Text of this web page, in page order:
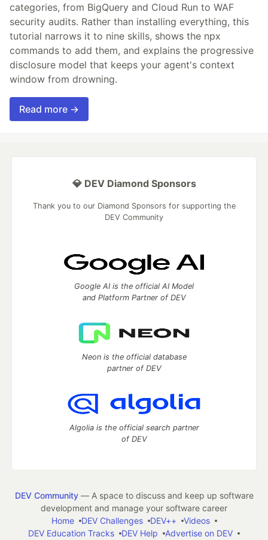
categories, from BigQuery and Cloud Run to WAF
security audits. Rather than installing everything, this
tutorial narrows it to nine skills, shows the npx
commands to add them, and explains the progressive
disclosure model that keeps your agent's context
window from drowning.
Read more →
💎 DEV Diamond Sponsors
Thank you to our Diamond Sponsors for supporting the
DEV Community
Google AI is the official AI Model
and Platform Partner of DEV
Neon is the official database
partner of DEV
Algolia is the official search partner
of DEV
DEV Community— A space to discuss and keep up software
development and manage your software career
Home
DEV Challenges DEV++
Videos
DEV Education Tracks
DEV Help Advertise on DEV